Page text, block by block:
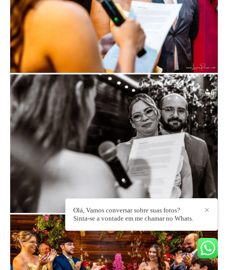
✕
Olá, Vamos conversar sobre suas fotos?
Sinta-se a vontade em me chamar no Whats.